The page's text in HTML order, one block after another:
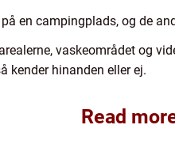
en campingplads, og de
vaskeområdet og
kender hinanden eller ej.
Read